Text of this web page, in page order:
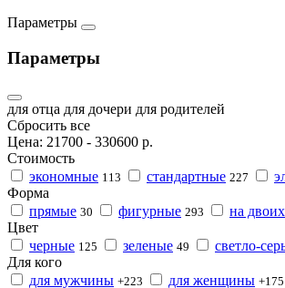
Параметры
Параметры
для отца для дочери для родителей
Сбросить все
Цена: 21700 - 330600 р.
Стоимость
экономные 113 стандартные 227
Форма
прямые 30 фигурные 293 на двоих
Цвет
черные 125 зеленые 49 светло-
Для кого
для мужчины +223 для женщины +175